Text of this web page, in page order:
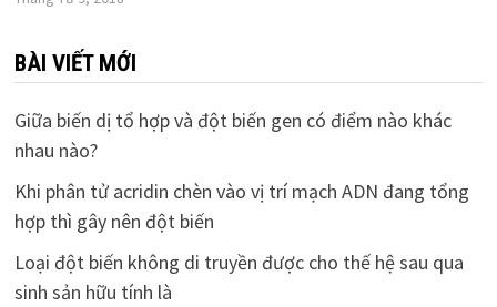
BÀI VIẾT MỚI
Giữa biến dị tổ hợp và đột biến gen có điểm nào khác
nhau nào?
Khi phân tử acridin chèn vào vị trí mạch ADN đang tổng
hợp thì gây nên đột biến
Loại đột biến không di truyền được cho thế hệ sau qua
sinh sản hữu tính là